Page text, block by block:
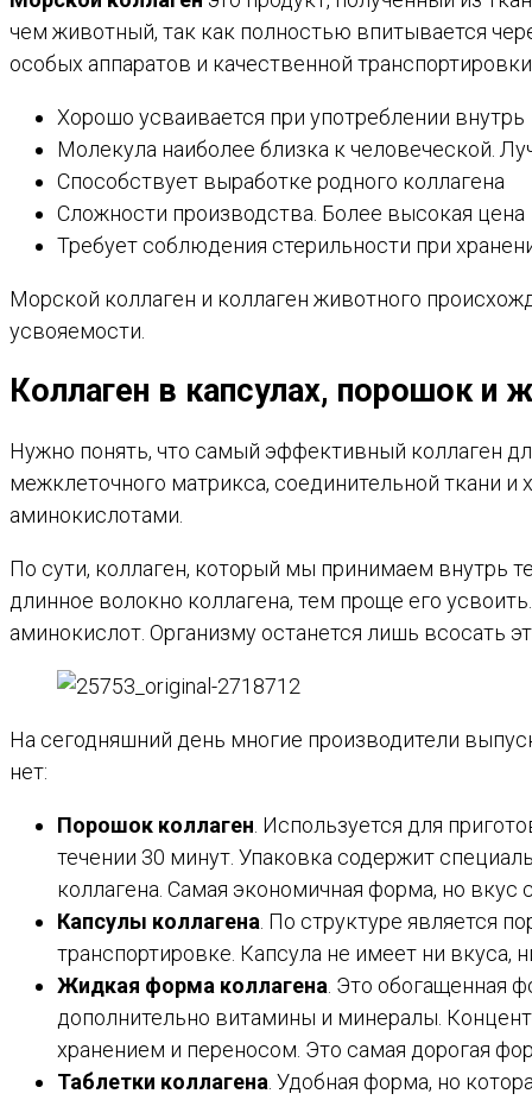
чем животный, так как полностью впитывается
особых аппаратов и качественной
Хорошо усваивается при употреблении внутрь
Молекула наиболее близка к человеческой.
Способствует выработке родного коллагена
Сложности производства. Более высокая цена
Требует соблюдения стерильности при
Морской коллаген и коллаген животного
усвояемости.
Коллаген в капсулах, порошок и
Нужно понять, что самый эффективный коллаген
межклеточного матрикса, соединительной ткани
аминокислотами.
По сути, коллаген, который мы принимаем внутрь
длинное волокно коллагена, тем проще его
аминокислот. Организму останется лишь всосать
На сегодняшний день многие производители
нет:
Порошок коллаген. Используется для
течении 30 минут. Упаковка содержит
коллагена. Самая экономичная форма, но вкус
Капсулы коллагена. По структуре является
транспортировке. Капсула не имеет ни вкуса,
Жидкая форма коллагена. Это обогащенная
дополнительно витамины и минералы.
хранением и переносом. Это самая дорогая
Таблетки коллагена. Удобная форма, но